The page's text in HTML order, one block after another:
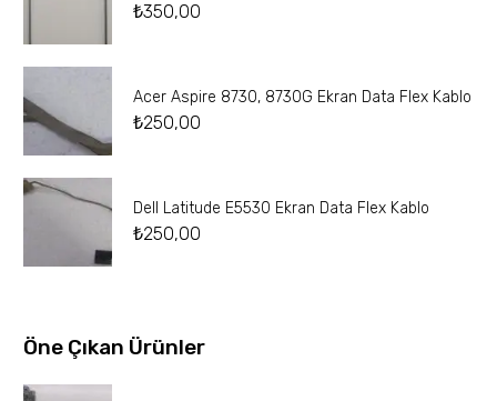
₺350,00
Acer Aspire 8730, 8730G Ekran Data Flex Kablo
₺250,00
Dell Latitude E5530 Ekran Data Flex Kablo
₺250,00
Öne Çıkan Ürünler